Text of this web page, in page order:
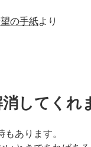
の手紙より
してくれ
あります。